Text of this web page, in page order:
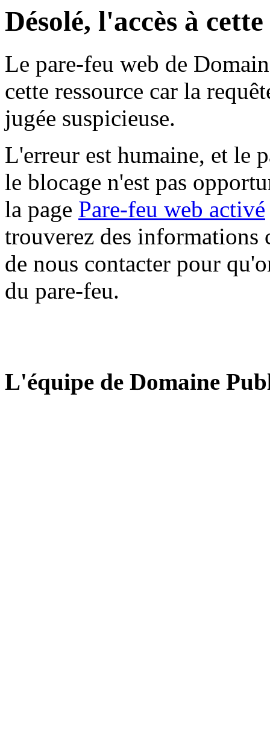
Désolé, l'accès à
Le pare-feu web de
cette ressource car la
jugée suspicieuse.
L'erreur est humaine, et le
le blocage n'est pas
la page Pare-feu web activé
trouverez des informations
de nous contacter pour
du pare-feu.
L'équipe de Domaine